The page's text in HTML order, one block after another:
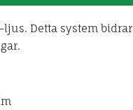
Detta system bidrar